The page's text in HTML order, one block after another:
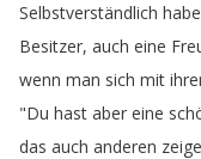
Selbstverständlich
Besitzer, auch eine
wenn man sich mit
"Du hast aber eine
das auch anderen